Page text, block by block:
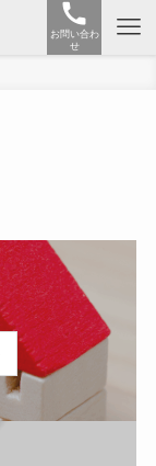
お問い合わ
せ